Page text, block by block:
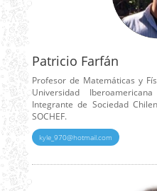
Patricio Farfán
Profesor de Matemáticas y
Universidad
Integrante de Sociedad
SOCHEF.
kyle_970@hotmail.com